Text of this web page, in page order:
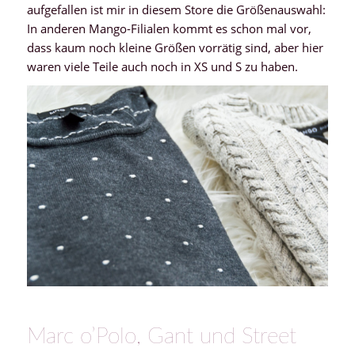
aufgefallen ist mir in diesem Store die Größenauswahl:
In anderen Mango-Filialen kommt es schon mal vor,
dass kaum noch kleine Größen vorrätig sind, aber hier
waren viele Teile auch noch in XS und S zu haben.
Marc o’Polo, Gant und Street